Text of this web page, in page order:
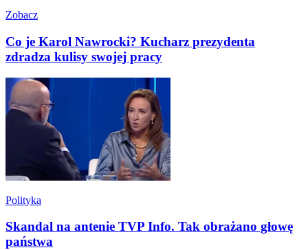
Zobacz
Co je Karol Nawrocki? Kucharz prezydenta
zdradza kulisy swojej pracy
Polityka
Skandal na antenie TVP Info. Tak obrażano głowę
państwa